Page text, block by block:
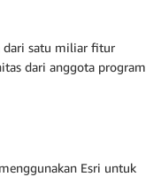
dari satu miliar fitur
dari anggota program
Esri untuk